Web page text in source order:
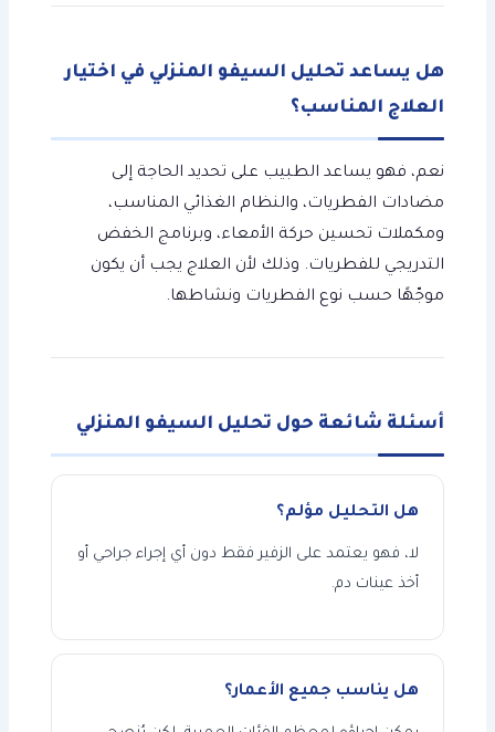
هل يساعد تحليل السيفو المنزلي في اختيار
العلاج المناسب؟
نعم، فهو يساعد الطبيب على تحديد الحاجة إلى
مضادات الفطريات، والنظام الغذائي المناسب،
ومكملات تحسين حركة الأمعاء، وبرنامج الخفض
التدريجي للفطريات. وذلك لأن العلاج يجب أن يكون
موجّهًا حسب نوع الفطريات ونشاطها.
أسئلة شائعة حول تحليل السيفو المنزلي
هل التحليل مؤلم؟
لا، فهو يعتمد على الزفير فقط دون أي إجراء جراحي أو
أخذ عينات دم.
هل يناسب جميع الأعمار؟